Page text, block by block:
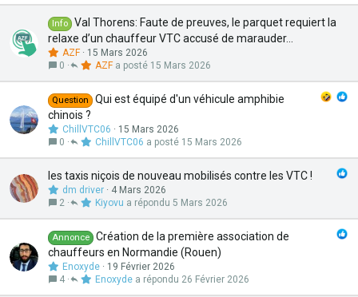
Info
Val Thorens: Faute de preuves, le parquet requiert la
relaxe d’un chauffeur VTC accusé de marauder...
AZF
15 Mars 2026
0
15 Mars 2026
AZF
Question
Qui est équipé d'un véhicule amphibie
chinois ?
ChillVTC06
15 Mars 2026
0
15 Mars 2026
ChillVTC06
les taxis niçois de nouveau mobilisés contre les VTC !
dm driver
4 Mars 2026
2
5 Mars 2026
Kiyovu
Annonce
Création de la première association de
chauffeurs en Normandie (Rouen)
Enoxyde
19 Février 2026
4
26 Février 2026
Enoxyde